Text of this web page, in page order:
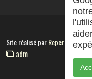
Site réalisé parRepereCom
adm